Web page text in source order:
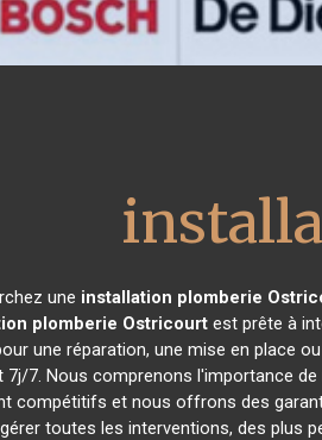
une installation plomberie
plomberie Ostricourt est prête à
une réparation, une mise en place
7j/7. Nous comprenons l'importance
compétitifs et nous offrons des
toutes les interventions, des plus